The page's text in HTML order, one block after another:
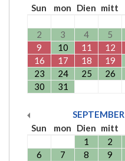
Sun
mon Dien mitt
2
3 4 5
9
10 11 12
16
17 18 19
23
24 25 26
30
31
SEPTEMBER
Sun
mon Dien mitt
1
2
6
7 8 9